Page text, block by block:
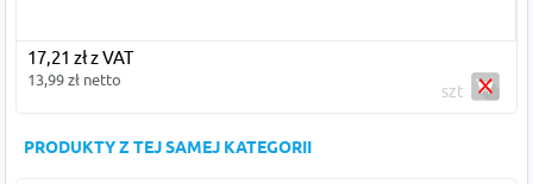
17,21 zł z VAT
13,99 zł netto
szt
PRODUKTY Z TEJ SAMEJ KATEGORII